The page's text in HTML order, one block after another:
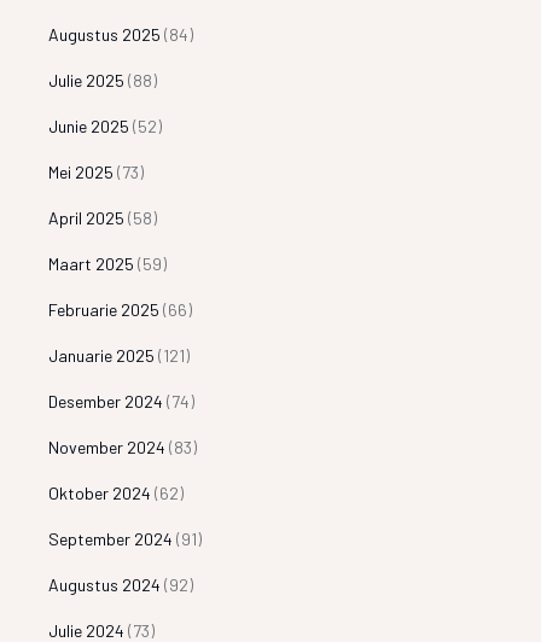
Augustus 2025 (84)
Julie 2025 (88)
Junie 2025 (52)
Mei 2025 (73)
April 2025 (58)
Maart 2025 (59)
Februarie 2025 (66)
Januarie 2025 (121)
Desember 2024 (74)
November 2024 (83)
Oktober 2024 (62)
September 2024 (91)
Augustus 2024 (92)
Julie 2024 (73)